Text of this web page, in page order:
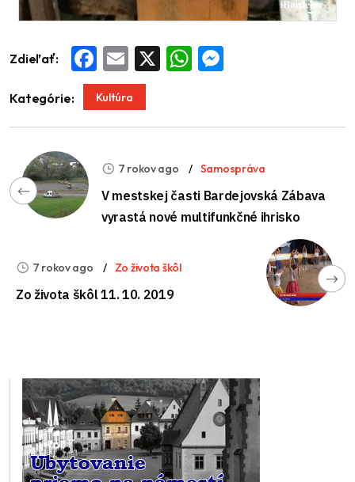
Zdieľať: Facebook
Email WhatsApp
Kategórie: Kultúra
7 rokov ago Samospráva
V mestskej časti Bardejovská Zábava
vyrastá nové multifunkčné ihrisko
7 rokov ago Zo života škôl
Zo života škôl 11. 10. 2019